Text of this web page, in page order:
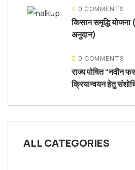
0 COMMENTS
किसान समृद्धि
अनुदान)
0 COMMENTS
राज्य पोषित “नवीन
क्रियान्वयन हेतु
ALL CATEGORIES